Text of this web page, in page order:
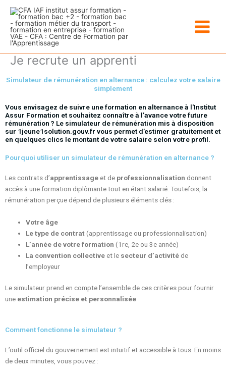
contenu
Je recrute un apprenti
Simulateur de rémunération en alternance : calculez votre salaire
simplement
Vous envisagez de suivre une formation en alternance à l'Institut
Assur Formation et souhaitez connaître à l’avance votre future
rémunération ? Le simulateur de rémunération mis à disposition
sur 1jeune1solution.gouv.fr vous permet d’estimer gratuitement et
en quelques clics le montant de votre salaire selon votre profil.
Pourquoi utiliser un simulateur de rémunération en alternance ?
Les contrats d’apprentissageet de professionnalisation donnent
accès à une formation diplômante tout en étant salarié. Toutefois, la
rémunération perçue dépend de plusieurs éléments clés :
Votre âge
Le type de contrat (apprentissage ou professionnalisation)
L’année de votre formation (1re, 2e ou 3e année)
La convention collectiveet le secteur d’activitéde
l’employeur
Le simulateur prend en compte l’ensemble de ces critères pour fournir
une estimation précise et personnalisée
Comment fonctionne le simulateur ?
L’outil officiel du gouvernement est intuitif et accessible à tous. En moins
de deux minutes, vous pouvez :